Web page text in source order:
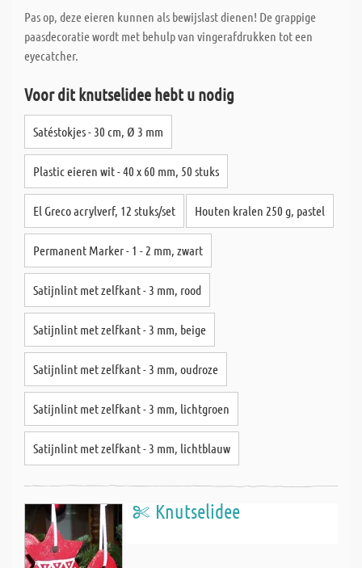
Pas op, deze eieren kunnen als bewijslast dienen! De grappige
paasdecoratie wordt met behulp van vingerafdrukken tot een
eyecatcher.
Voor dit knutselidee hebt u nodig
Satéstokjes - 30 cm, Ø 3 mm
Plastic eieren wit - 40 x 60 mm, 50 stuks
El Greco acrylverf, 12 stuks/set Houten kralen 250 g, pastel
Permanent Marker - 1 - 2 mm, zwart
Satijnlint met zelfkant - 3 mm, rood
Satijnlint met zelfkant - 3 mm, beige
Satijnlint met zelfkant - 3 mm, oudroze
Satijnlint met zelfkant - 3 mm, lichtgroen
Satijnlint met zelfkant - 3 mm, lichtblauw
Knutselidee